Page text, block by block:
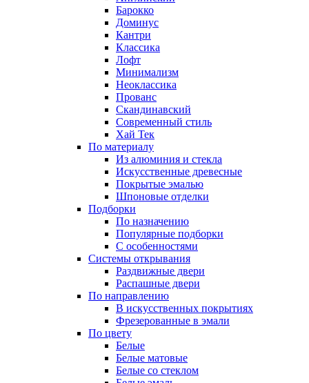
Барокко
Доминус
Кантри
Классика
Лофт
Минимализм
Неоклассика
Прованс
Скандинавский
Современный стиль
Хай Тек
По материалу
Из алюминия и стекла
Искусственные древесные
Покрытые эмалью
Шпоновые отделки
Подборки
По назначению
Популярные подборки
С особенностями
Системы открывания
Раздвижные двери
Распашные двери
По направлению
В искусственных покрытиях
Фрезерованные в эмали
По цвету
Белые
Белые матовые
Белые со стеклом